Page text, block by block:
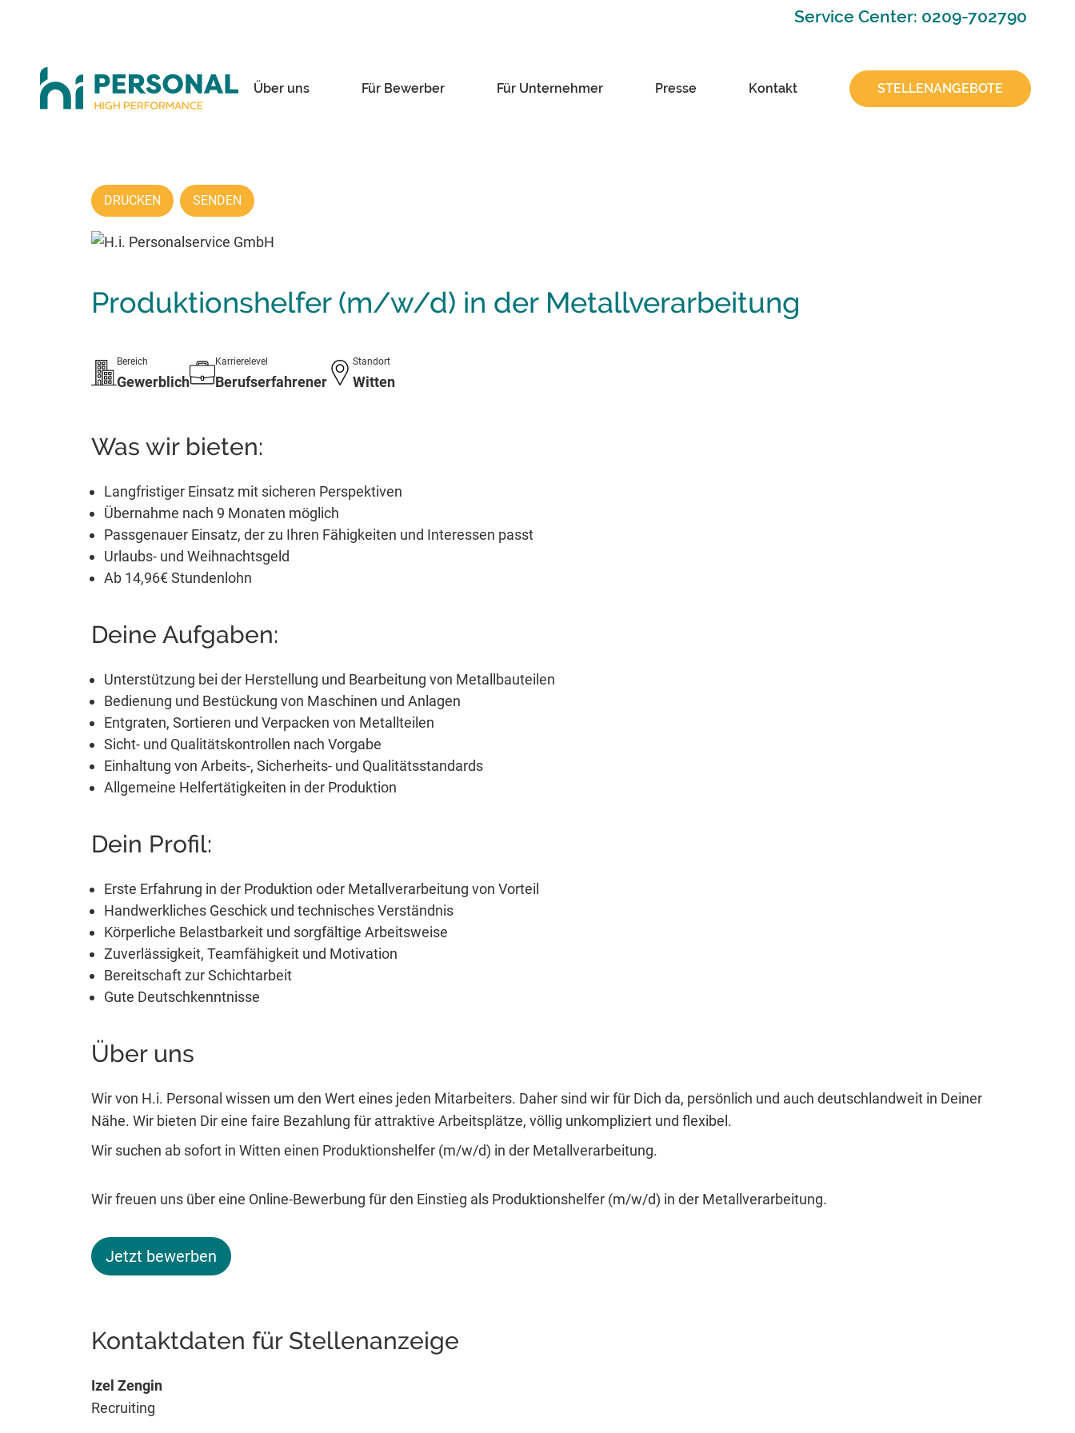
Service Center: 0209-702790
Über uns Für Bewerber Für Unternehmer Presse Kontakt STELLENANGEBOTE
DRUCKEN SENDEN
Produktionshelfer (m/w/d) in der Metallverarbeitung
Bereich
Gewerblich
Karrierelevel
Berufserfahrener
Standort
Witten
Was wir bieten:
Langfristiger Einsatz mit sicheren Perspektiven
Übernahme nach 9 Monaten möglich
Passgenauer Einsatz, der zu Ihren Fähigkeiten und Interessen passt
Urlaubs- und Weihnachtsgeld
Ab 14,96€ Stundenlohn
Deine Aufgaben:
Unterstützung bei der Herstellung und Bearbeitung von Metallbauteilen
Bedienung und Bestückung von Maschinen und Anlagen
Entgraten, Sortieren und Verpacken von Metallteilen
Sicht- und Qualitätskontrollen nach Vorgabe
Einhaltung von Arbeits-, Sicherheits- und Qualitätsstandards
Allgemeine Helfertätigkeiten in der Produktion
Dein Profil:
Erste Erfahrung in der Produktion oder Metallverarbeitung von Vorteil
Handwerkliches Geschick und technisches Verständnis
Körperliche Belastbarkeit und sorgfältige Arbeitsweise
Zuverlässigkeit, Teamfähigkeit und Motivation
Bereitschaft zur Schichtarbeit
Gute Deutschkenntnisse
Über uns
Wir von H.i. Personal wissen um den Wert eines jeden Mitarbeiters. Daher sind wir für Dich da, persönlich und auch deutschlandweit in Deiner
Nähe. Wir bieten Dir eine faire Bezahlung für attraktive Arbeitsplätze, völlig unkompliziert und flexibel.
Wir suchen ab sofort in Witten einen Produktionshelfer (m/w/d) in der Metallverarbeitung.
Wir freuen uns über eine Online-Bewerbung für den Einstieg als Produktionshelfer (m/w/d) in der Metallverarbeitung.
Jetzt bewerben
Kontaktdaten für Stellenanzeige
Izel Zengin
Recruiting